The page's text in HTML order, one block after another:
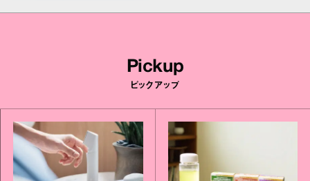
Pickup
ピックアップ